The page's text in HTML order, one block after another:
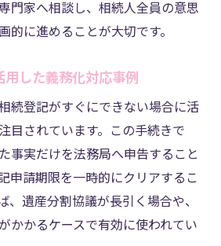
門家へ相談し、相続人全員の意思
的に進めることが大切です。
した義務化対応事例
続登記がすぐにできない場合に活
目されています。この手続きで
事実だけを法務局へ申告すること
申請期限を一時的にクリアするこ
、遺産分割協議が長引く場合や、
かかるケースで有効に使われてい